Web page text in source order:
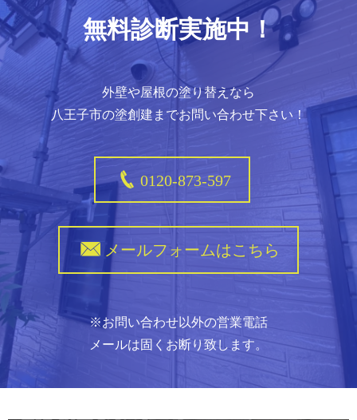
無料診断実施中！
外壁や屋根の塗り替えなら
八王子市の塗創建までお問い合わせ下さい！
0120-873-597
メールフォームはこちら
※お問い合わせ以外の営業電話
メールは固くお断り致します。